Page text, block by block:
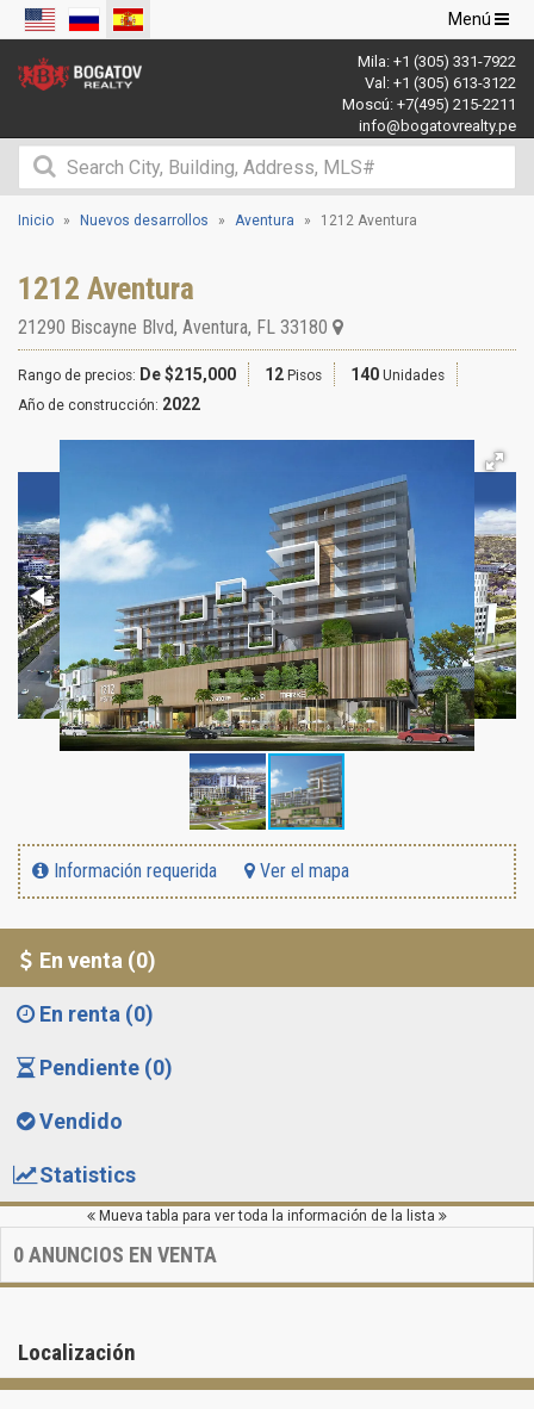
Navegación
de
palanca
Menú
Mila: +1 (305) 331-7922
Val: +1 (305) 613-3122
Moscú: +7(495) 215-2211
info@bogatovrealty.pe
Inicio Nuevos desarrollos Aventura 1212 Aventura
1212 Aventura
21290 Biscayne Blvd, Aventura, FL 33180
Rango de precios: De $215,000 12 Pisos 140 Unidades
Año de construcción: 2022
Información requerida Ver el mapa
En venta (0)
En renta (0)
Pendiente (0)
Vendido
Statistics
Mueva tabla para ver toda la información de la lista
0ANUNCIOS EN VENTA
Localización